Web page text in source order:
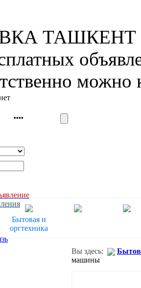
ТАШКЕНТ
Бытовая и
оргтехника
Вы здесь:
машины